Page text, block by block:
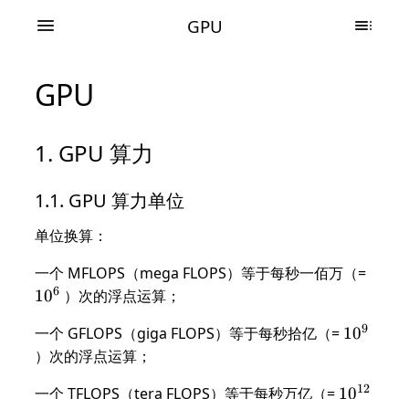
GPU
GPU
GPU 算力
GPU 算力单位
单位换算：
一个 MFLOPS（mega FLOPS）等于每秒一佰万（=
106 ）次的浮点运算；
一个 GFLOPS（giga FLOPS）等于每秒拾亿（= 10^9
109
）次的浮点运算；
一个 TFLOPS（tera FLOPS）等于每秒万亿（= 10^{12}
1012